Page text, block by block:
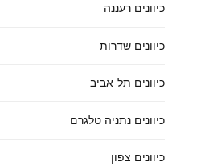
כיוונים רעננה
כיוונים שדרות
כיוונים תל-אביב
כיוונים נתניה טלגרם
כיוונים צפון